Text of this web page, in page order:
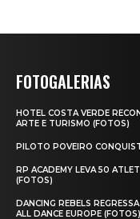
FOTOGALERIAS
HOTEL COSTA VERDE
ARTE E TURISMO (FOTOS)
PILOTO POVEIRO
RP ACADEMY LEVA 50
(FOTOS)
DANCING REBELS
ALL DANCE EUROPE (FOTOS)